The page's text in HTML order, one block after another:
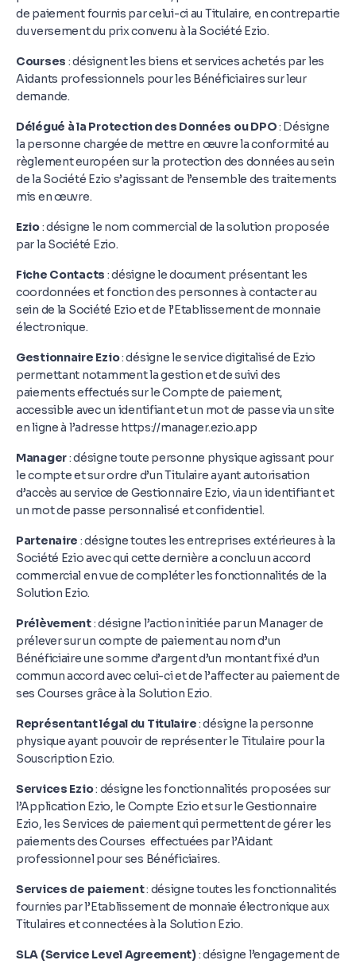
de paiement fournis par celui-ci au Titulaire, en contrepartie
du versement du prix convenu à la Société Ezio.
Courses : désignent les biens et services achetés par les
Aidants professionnels pour les Bénéficiaires sur leur
demande.
Délégué à la Protection des Données ou DPO: Désigne
la personne chargée de mettre en œuvre la conformité au
règlement européen sur la protection des données au sein
de la Société Ezio s’agissant de l’ensemble des traitements
mis en œuvre.
Ezio: désigne le nom commercial de la solution proposée
par la Société Ezio.
Fiche Contacts : désigne le document présentant les
coordonnées et fonction des personnes à contacter au
sein de la Société Ezio et de l’Etablissement de monnaie
électronique.
Gestionnaire Ezio: désigne le service digitalisé de Ezio
permettant notamment la gestion et de suivi des
paiements effectués sur le Compte de paiement,
accessible avec un identifiant et un mot de passe via un site
en ligne à l’adresse https://manager.ezio.app
Manager: désigne toute personne physique agissant pour
le compte et sur ordre d’un Titulaire ayant autorisation
d’accès au service de Gestionnaire Ezio, via un identifiant et
un mot de passe personnalisé et confidentiel.
Partenaire : désigne toutes les entreprises extérieures à la
Société Ezio avec qui cette dernière a conclu un accord
commercial en vue de compléter les fonctionnalités de la
Solution Ezio.
Prélèvement: désigne l’action initiée par un Manager de
prélever sur un compte de paiement au nom d’un
Bénéficiaire une somme d’argent d’un montant fixé d’un
commun accord avec celui-ci et de l’affecter au paiement de
ses Courses grâce à la Solution Ezio.
Représentant légal du Titulaire: désigne la personne
physique ayant pouvoir de représenter le Titulaire pour la
Souscription Ezio.
Services Ezio: désigne les fonctionnalités proposées sur
l’Application Ezio, le Compte Ezio et sur le Gestionnaire
Ezio, les Services de paiement qui permettent de gérer les
paiements des Courses effectuées par l’Aidant
professionnel pour ses Bénéficiaires.
Services de paiement: désigne toutes les fonctionnalités
fournies par l’Etablissement de monnaie électronique aux
Titulaires et connectées à la Solution Ezio.
SLA (Service Level Agreement): désigne l’engagement de